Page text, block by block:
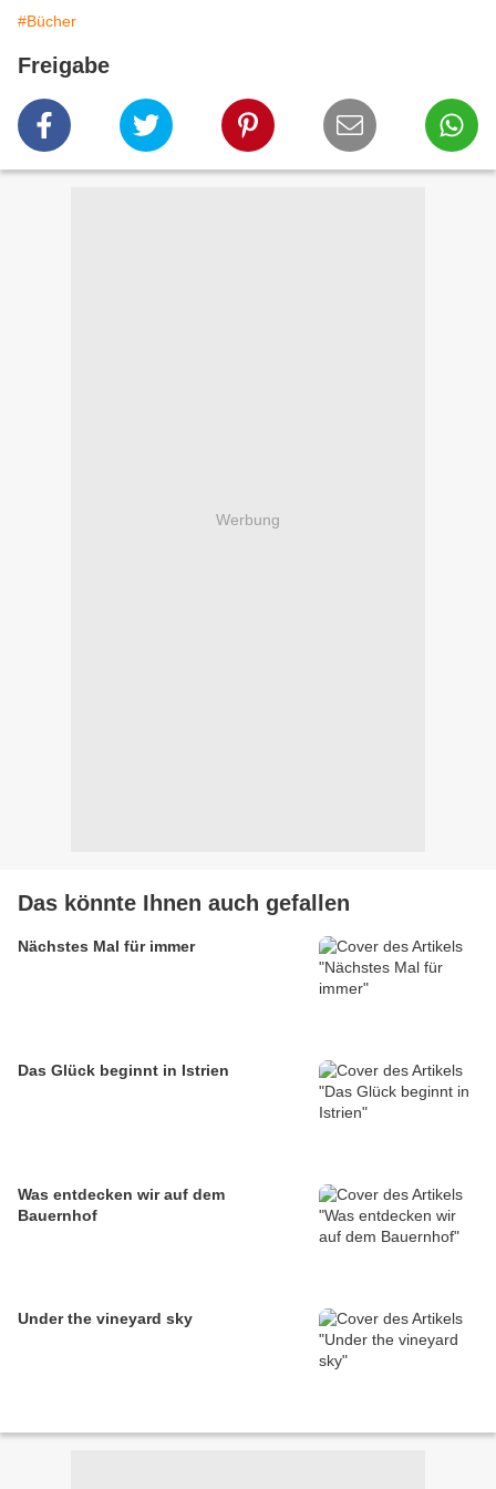
#Bücher
Freigabe
Werbung
Das könnte Ihnen auch gefallen
Nächstes Mal für immer
Das Glück beginnt in Istrien
Was entdecken wir auf dem
Bauernhof
Under the vineyard sky